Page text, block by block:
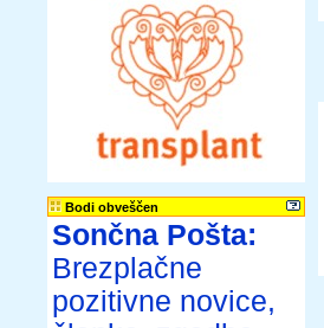
Bodi obveščen
Sončna Pošta:
Brezplačne
pozitivne novice,